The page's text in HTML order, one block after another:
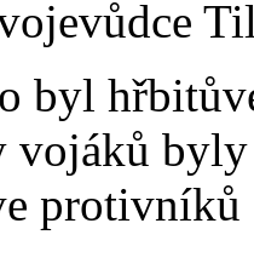
byl
vojáků
protivníků